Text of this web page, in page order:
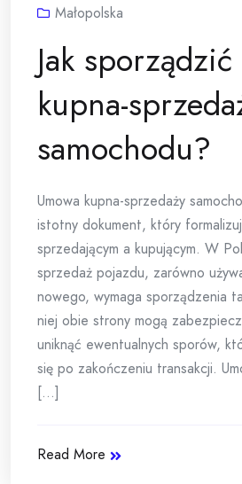
Małopolska
Jak
kupna-
samochodu?
Umowa kupna-sprzedaży
istotny dokument, który
sprzedającym a kupującym. W
sprzedaż pojazdu, zarówno
nowego, wymaga sporządzenia
niej obie strony mogą
uniknąć ewentualnych sporów,
się po zakończeniu transakcji.
[...]
Read More